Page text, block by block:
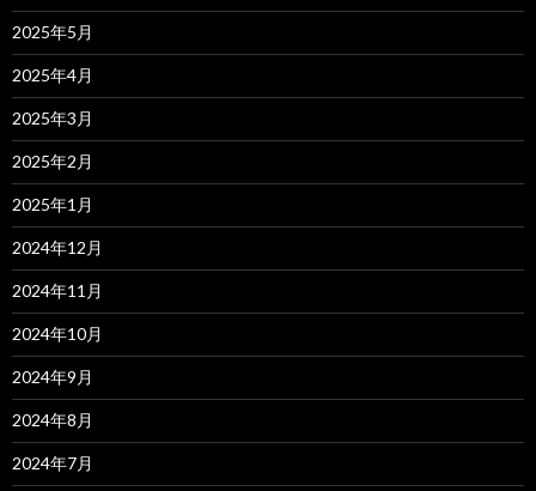
2025年5月
2025年4月
2025年3月
2025年2月
2025年1月
2024年12月
2024年11月
2024年10月
2024年9月
2024年8月
2024年7月